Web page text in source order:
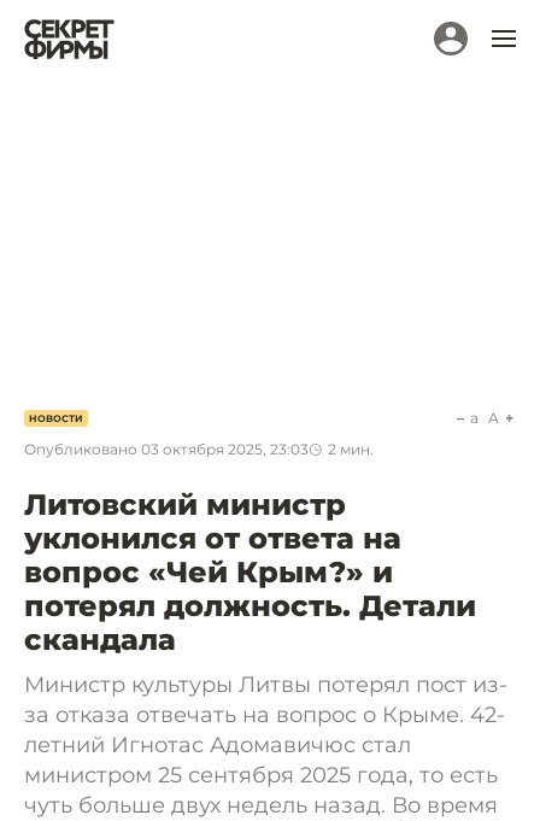
НОВОСТИ
Опубликовано 03 октября 2025, 23:03 2 мин.
a A
Литовский министр
уклонился от ответа на
вопрос «Чей Крым?» и
потерял должность. Детали
скандала
Министр культуры Литвы потерял пост из-
за отказа отвечать на вопрос о Крыме. 42-
летний Игнотас Адомавичюс стал
министром 25 сентября 2025 года, то есть
чуть больше двух недель назад. Во время